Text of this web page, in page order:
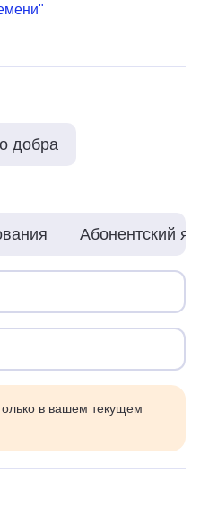
добра
Абонентский
в вашем текущем